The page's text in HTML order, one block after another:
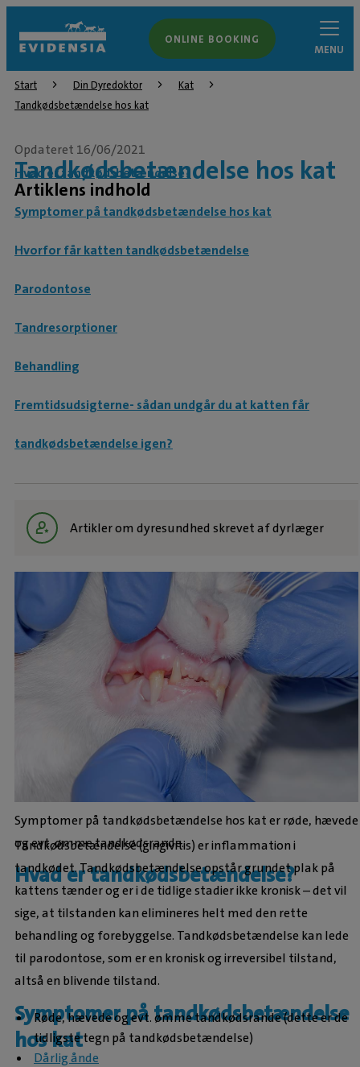
ONLINE BOOKING
MENU
Start Din Dyredoktor
Kat
Tandkødsbetændelse hos kat
Tandkødsbetændelse hos kat
Opdateret 16/06/2021
Artiklens indhold
Hvad er tandkødsbetændelse?
Symptomer på tandkødsbetændelse hos kat
Hvorfor får katten tandkødsbetændelse
Parodontose
Tandresorptioner
Behandling
Fremtidsudsigterne- sådan undgår du at katten får
tandkødsbetændelse igen?
Artikler om dyresundhed skrevet af dyrlæger
Symptomer på tandkødsbetændelse hos kat er røde, hævede
og evt. ømme tandkødsrande.
Hvad er tandkødsbetændelse?
Tandkødsbetændelse (gingivitis) er inflammation i
tandkødet. Tandkødsbetændelse opstår grundet plak på
kattens tænder og er i de tidlige stadier ikke kronisk – det vil
sige, at tilstanden kan elimineres helt med den rette
behandling og forebyggelse. Tandkødsbetændelse kan lede
til parodontose, som er en kronisk og irreversibel tilstand,
altså en blivende tilstand.
Symptomer på tandkødsbetændelse
hos kat
Røde, hævede og evt. ømme tandkødsrande (dette er de
tidligste tegn på tandkødsbetændelse)
Dårlig ånde